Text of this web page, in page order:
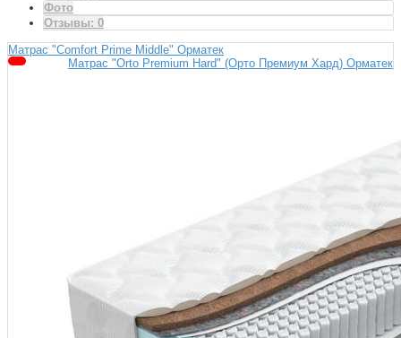
Фото
Отзывы: 0
Матрас "Comfort Prime Middle" Орматек
Матрас "Orto Premium Hard" (Орто Премиум Хард) Орматек